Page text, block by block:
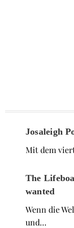
Josaleigh
Mit dem
The
wanted
Wenn die
und…